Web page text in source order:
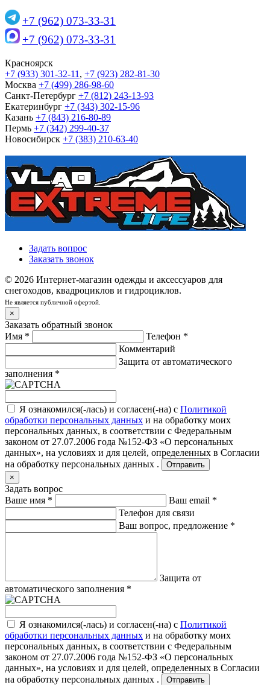
+7 (962) 073-33-31
+7 (962) 073-33-31
Красноярск
+7 (933) 301-32-11 , +7 (923) 282-81-30
Москва +7 (499) 286-98-60
Санкт-Петербург +7 (812) 243-13-93
Екатеринбург +7 (343) 302-15-96
Казань +7 (843) 216-80-89
Пермь +7 (342) 299-40-37
Новосибирск +7 (383) 210-63-40
Задать вопрос
Заказать звонок
© 2026 Интернет-магазин одежды и аксессуаров для
снегоходов, квадроциклов и гидроциклов.
Не является публичной офертой.
×
Заказать обратный звонок
Имя * Телефон *
Комментарий
Защита от автоматического
заполнения *
Я ознакомился(-лась) и согласен(-на) с Политикой
обработки персональных данных и на обработку моих
персональных данных, в соответствии с Федеральным
законом от 27.07.2006 года №152-ФЗ «О персональных
данных», на условиях и для целей, определенных в Согласии
на обработку персональных данных .
Отправить
×
Задать вопрос
Ваше имя * Ваш email *
Телефон для связи
Ваш вопрос, предложение *
Защита от
автоматического заполнения *
Я ознакомился(-лась) и согласен(-на) с Политикой
обработки персональных данных и на обработку моих
персональных данных, в соответствии с Федеральным
законом от 27.07.2006 года №152-ФЗ «О персональных
данных», на условиях и для целей, определенных в Согласии
на обработку персональных данных .
Отправить